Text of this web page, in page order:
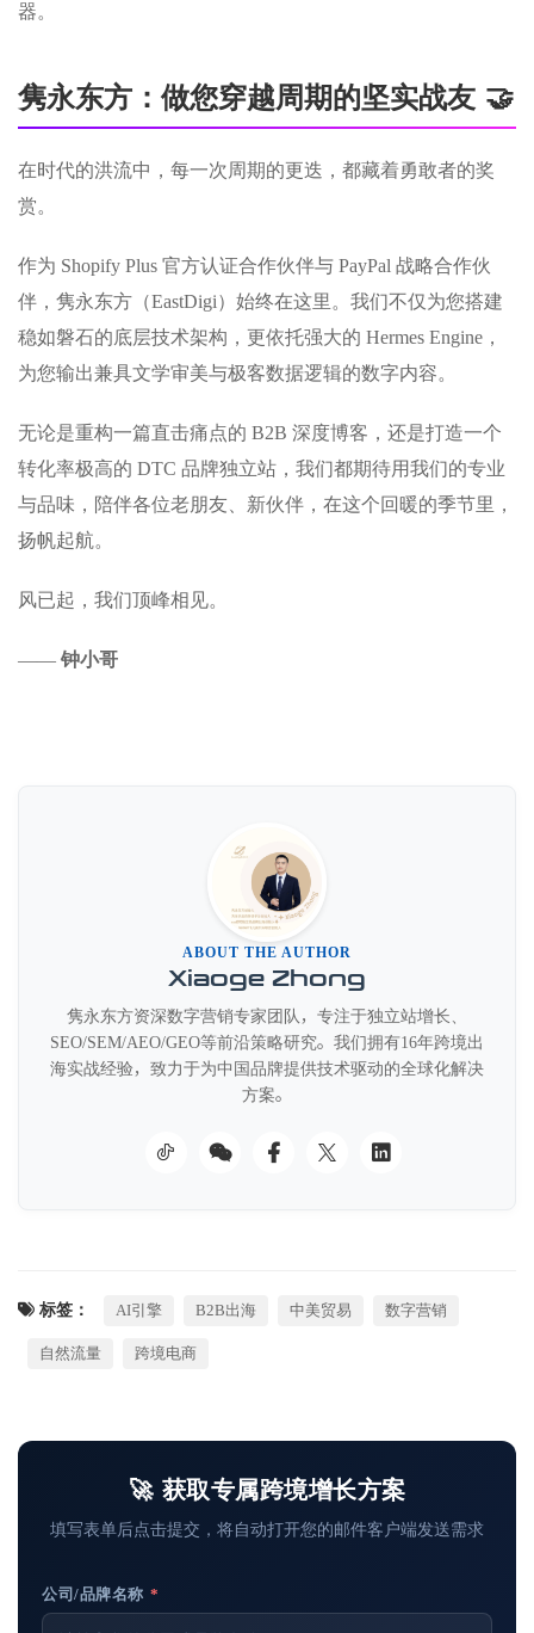
器。
隽永东方：做您穿越周期的坚实战友 🤝
在时代的洪流中，每一次周期的更迭，都藏着勇敢者的奖
赏。
作为 Shopify Plus 官方认证合作伙伴与 PayPal 战略合作伙
伴，隽永东方（EastDigi）始终在这里。我们不仅为您搭建
稳如磐石的底层技术架构，更依托强大的 Hermes Engine，
为您输出兼具文学审美与极客数据逻辑的数字内容。
无论是重构一篇直击痛点的 B2B 深度博客，还是打造一个
转化率极高的 DTC 品牌独立站，我们都期待用我们的专业
与品味，陪伴各位老朋友、新伙伴，在这个回暖的季节里，
扬帆起航。
风已起，我们顶峰相见。
—— 钟小哥
ABOUT THE AUTHOR
Xiaoge Zhong
隽永东方资深数字营销专家团队，专注于独立站增长、
SEO/SEM/AEO/GEO等前沿策略研究。我们拥有16年跨境出
海实战经验，致力于为中国品牌提供技术驱动的全球化解决
方案。
标签： AI引擎 B2B出海 中美贸易 数字营销
自然流量 跨境电商
🚀 获取专属跨境增长方案
填写表单后点击提交，将自动打开您的邮件客户端发送需求
公司/品牌名称 *